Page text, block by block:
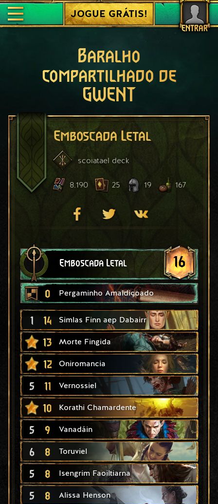
ENTRAR
JOGUE GRÁTIS!
Baralho
compartilhado de
GWENT
Emboscada Letal
scoiatael deck
8.190 25 19 167
Emboscada Letal 16
0 Pergaminho Amaldiçoado
1 14 Simlas Finn aep Dabairr
13 Morte Fingida
12 Oniromancia
5 11 Vernossiel
10 Korathi Chamardente
5 9 Vanadáin
6 8 Toruviel
5 8 Isengrim Faoiltiarna
5 8 Alissa Henson